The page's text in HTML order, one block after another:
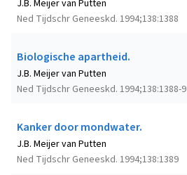
Ned Tijdschr Geneeskd. 1994;138:1388
J.B. Meijer van Putten
Biologische apartheid.
Ned Tijdschr Geneeskd. 1994;138:1388-9
J.B. Meijer van Putten
Kanker door mondwater.
Ned Tijdschr Geneeskd. 1994;138:1389
J.B. Meijer van Putten